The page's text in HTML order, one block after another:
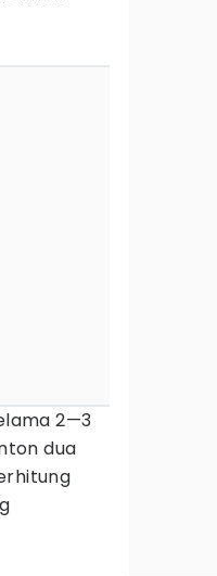
2—3
dua